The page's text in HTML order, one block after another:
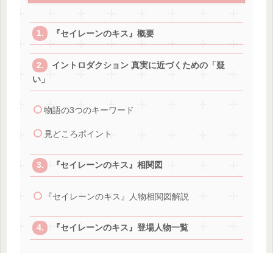
『セイレーンのキス』概要
イントロダクション 真実に近づくための「疑
い」
物語の3つのキーワード
見どころポイント
『セイレーンのキス』相関図
『セイレーンのキス』人物相関図解説
『セイレーンのキス』登場人物一覧